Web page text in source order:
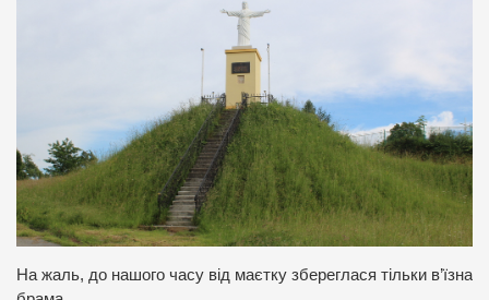
На жаль, до нашого часу від маєтку збереглася тільки в’їзна